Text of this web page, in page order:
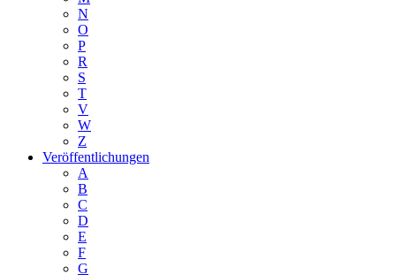
N
O
P
R
S
T
V
W
Z
Veröffentlichungen
A
B
C
D
E
F
G